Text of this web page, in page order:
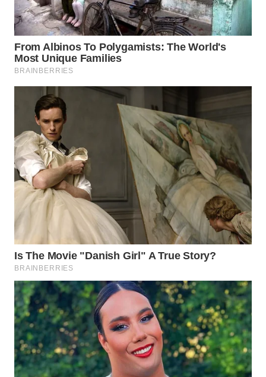
LABUHANBATU
WN
TAPANULI
TENGAH
WN DELI
SERDANG
WN
TEBING
TINGGI
WN
PAKPAK
WN
KARAWANG
WN
BEKASI
WN
BOGOR
WN